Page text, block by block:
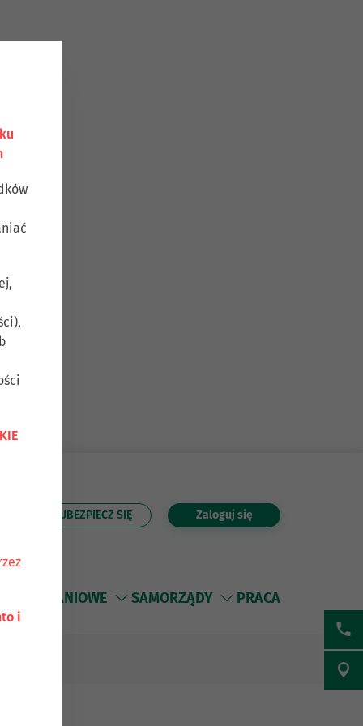
UBEZPIECZ SIĘ Zaloguj się
MIESZKANIOWE SAMORZĄDY PRACA
i